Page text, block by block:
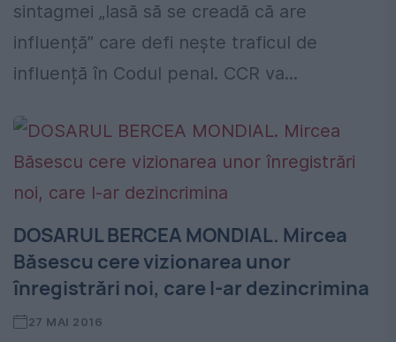
sintagmei „lasă să se creadă că are
influență” care defi nește traficul de
influență în Codul penal. CCR va...
DOSARUL BERCEA MONDIAL. Mircea
Băsescu cere vizionarea unor
înregistrări noi, care l-ar dezincrimina
27 MAI 2016